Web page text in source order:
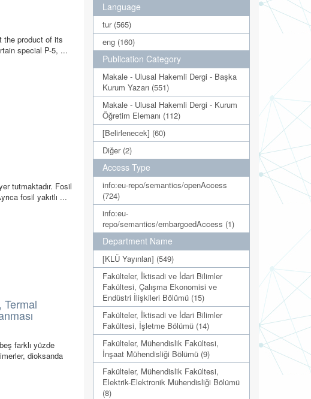
the product of its
special P-5, ...
tutmaktadır. Fosil
fosil yakıtlı ...
farklı yüzde
dioksanda
Language
tur (565)
eng (160)
Publication Category
Makale - Ulusal Hakemli Dergi - Başka
Kurum Yazarı (551)
Makale - Ulusal Hakemli Dergi - Kurum
Öğretim Elemanı (112)
[Belirlenecek] (60)
Diğer (2)
Access Type
info:eu-repo/semantics/openAccess
(724)
info:eu-
repo/semantics/embargoedAccess (1)
Department Name
[KLÜ Yayınları] (549)
Fakülteler, İktisadi ve İdari Bilimler
Fakültesi, Çalışma Ekonomisi ve
Endüstri İlişkileri Bölümü (15)
Fakülteler, İktisadi ve İdari Bilimler
Fakültesi, İşletme Bölümü (14)
Fakülteler, Mühendislik Fakültesi,
İnşaat Mühendisliği Bölümü (9)
Fakülteler, Mühendislik Fakültesi,
Elektrik-Elektronik Mühendisliği Bölümü
(8)